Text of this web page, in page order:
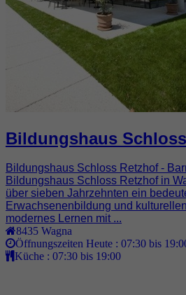
Bildungshaus
Bildungshaus Schloss Retzhof -
Bildungshaus Schloss Retzhof in
über sieben Jahrzehnten ein
Erwachsenenbildung und
modernes Lernen mit ...
8435 Wagna
Öffnungszeiten Heute : 07:30 bis
Küche : 07:30 bis 19:00